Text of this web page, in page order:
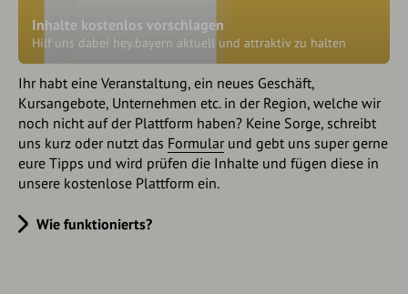
Inhalte kostenlos vorschlagen
Hilf uns dabei hey.bayern aktuell und attraktiv zu halten
Ihr habt eine Veranstaltung, ein neues Geschäft,
Kursangebote, Unternehmen etc. in der Region, welche wir
noch nicht auf der Plattform haben? Keine Sorge, schreibt
uns kurz oder nutzt das Formularund gebt uns super gerne
eure Tipps und wird prüfen die Inhalte und fügen diese in
unsere kostenlose Plattform ein.
Wie funktionierts?